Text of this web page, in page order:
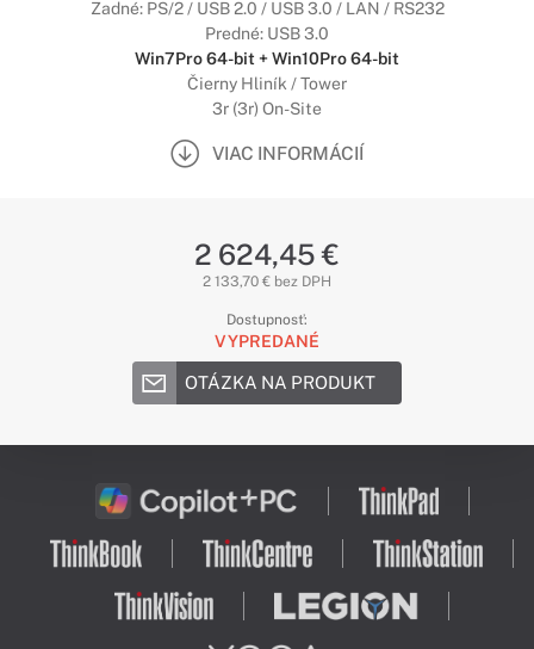
Zadné: PS/2 / USB 2.0 / USB 3.0 / LAN / RS232
Predné: USB 3.0
Win7Pro 64-bit + Win10Pro 64-bit
Čierny Hliník / Tower
3r (3r) On-Site
VIAC INFORMÁCIÍ
2 624,45 €
2 133,70 € bez DPH
Dostupnosť:
VYPREDANÉ
OTÁZKA NA PRODUKT